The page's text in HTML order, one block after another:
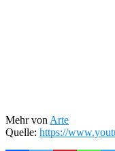
Mehr von Arte
Quelle: https://